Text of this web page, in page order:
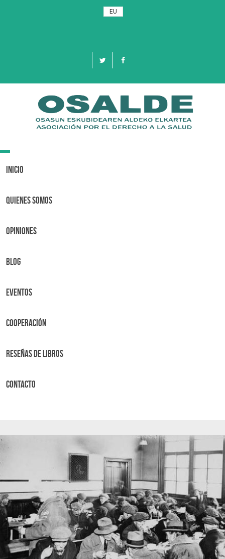
EU
Toggle
Inicio
Quienes Somos
OPINIONES
BLOG
Eventos
Cooperación
Reseñas de libros
Contacto